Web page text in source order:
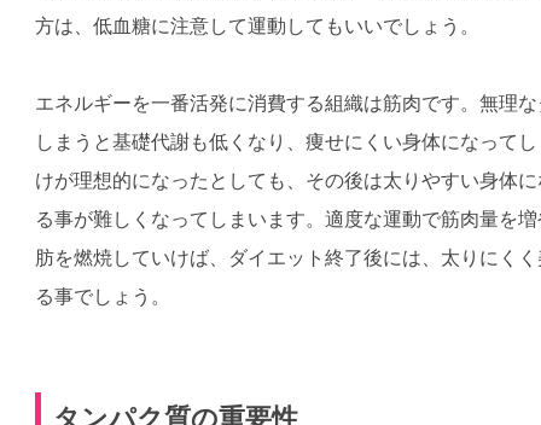
方は、低血糖に注意して運動してもいいでしょう。
エネルギーを一番活発に消費する組織は筋肉です。無理
しまうと基礎代謝も低くなり、痩せにくい身体になって
けが理想的になったとしても、その後は太りやすい身体
る事が難しくなってしまいます。適度な運動で筋肉量を
肪を燃焼していけば、ダイエット終了後には、太りにく
る事でしょう。
タンパク質の重要性